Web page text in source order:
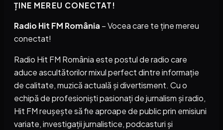
ȚINE MEREU CONECTAT!
Radio Hit FM România – Vocea care te ține mereu
conectat!
Radio Hit FM România este postul de radio care
aduce ascultătorilor mixul perfect dintre informație
de calitate, muzică actuală și divertisment. Cu o
echipă de profesioniști pasionați de jurnalism și radio,
Hit FM reușește să fie aproape de public prin emisiuni
variate, investigații jurnalistice, podcasturi și